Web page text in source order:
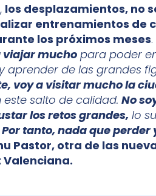
los desplazamientos, no
entrenamientos de
los próximos meses.
viajar mucho para poder
aprender de las grandes
voy a visitar mucho la
salto de calidad. No
los retos grandes, lo
Por tanto, nada que perder
Pastor, otra de las